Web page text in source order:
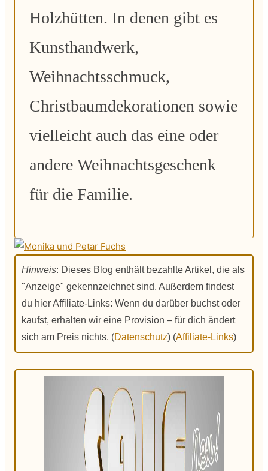
Holzhütten. In denen gibt es
Kunsthandwerk,
Weihnachtsschmuck,
Christbaumdekorationen sowie
vielleicht auch das eine oder
andere Weihnachtsgeschenk
für die Familie.
Hinweis: Dieses Blog enthält bezahlte Artikel, die als
"Anzeige" gekennzeichnet sind. Außerdem findest
du hier Affiliate-Links: Wenn du darüber buchst oder
kaufst, erhalten wir eine Provision – für dich ändert
sich am Preis nichts. (Datenschutz) (Affiliate-Links)